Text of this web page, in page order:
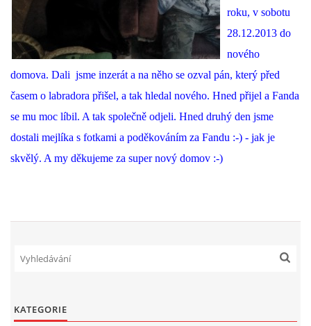
roku, v sobotu
28.12.2013 do
nového
domova. Dali jsme inzerát a na něho se ozval pán, který před
časem o labradora přišel, a tak hledal nového. Hned přijel a Fanda
se mu moc líbil. A tak společně odjeli. Hned druhý den jsme
dostali mejlíka s fotkami a poděkováním za Fandu :-) - jak je
skvělý. A my děkujeme za super nový domov :-)
KATEGORIE